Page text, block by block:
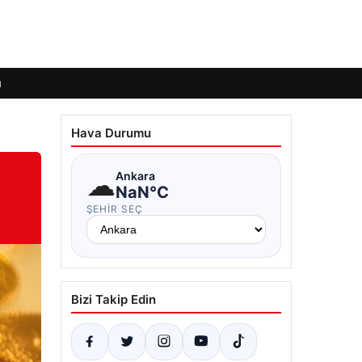
Hava Durumu
☁Ankara
NaN°C
ŞEHIR SEÇ
Bizi Takip Edin